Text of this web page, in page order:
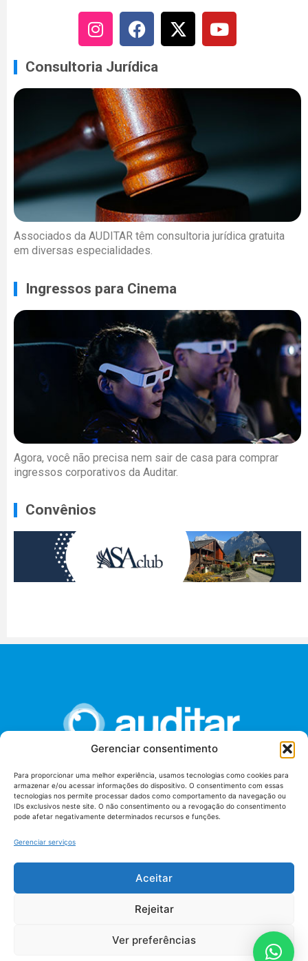
Gerenciar consentimento
Para proporcionar uma melhor experiência, usamos tecnologias como cookies para
armazenar e/ou acessar informações do dispositivo. O consentimento com essas
tecnologias nos permite processar dados como comportamento da navegação ou
IDs exclusivos neste site. O não consentimento ou a revogação do consentimento
pode afetar negativamente determinados recursos e funções.
Gerenciar serviços
Aceitar
Rejeitar
Ver preferências
Consultoria Jurídica
Associados da AUDITAR têm consultoria jurídica gratuita
em diversas especialidades.
Ingressos para Cinema
Agora, você não precisa nem sair de casa para comprar
ingressos corporativos da Auditar.
Convênios
União dos Auditores Federais de Controle Externo -
AUDITAR
Setor de Administração Federal Sul (SAF/Sul), Qd. 04, Lt. 01
Tribunal de Contas da União (TCU), Subsolo, Sala S04
Termos de uso